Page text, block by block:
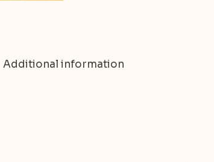
Additional information